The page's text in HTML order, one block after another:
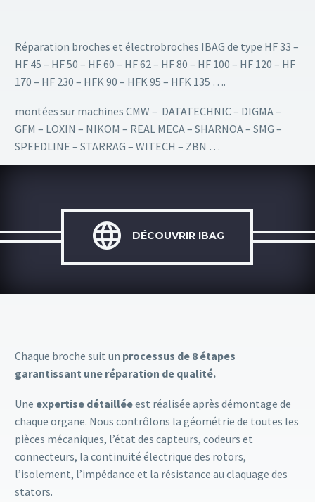
Réparation broches et électrobroches IBAG de type HF 33 –
HF 45 – HF 50 – HF 60 – HF 62 – HF 80 – HF 100 – HF 120 – HF
170 – HF 230 – HFK 90 – HFK 95 – HFK 135 ….
montées sur machines CMW – DATATECHNIC – DIGMA –
GFM – LOXIN – NIKOM – REAL MECA – SHARNOA – SMG –
SPEEDLINE – STARRAG – WITECH – ZBN …
 DÉCOUVRIR IBAG
Chaque broche suit un processus de 8 étapes
garantissant une réparation de qualité.
Une expertise détailléeest réalisée après démontage de
chaque organe. Nous contrôlons la géométrie de toutes les
pièces mécaniques, l’état des capteurs, codeurs et
connecteurs, la continuité électrique des rotors,
l’isolement, l’impédance et la résistance au claquage des
stators.